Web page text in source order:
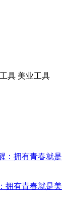
具 美业工具
拥有青春就是美